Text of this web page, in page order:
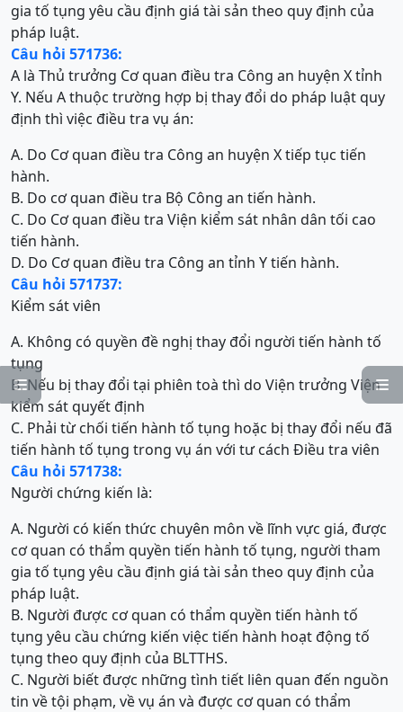


gia tố tụng yêu cầu định giá tài sản theo quy định của
pháp luật.
Câu hỏi 571736:
A là Thủ trưởng Cơ quan điều tra Công an huyện X tỉnh
Y. Nếu A thuộc trường hợp bị thay đổi do pháp luật quy
định thì việc điều tra vụ án:
A. Do Cơ quan điều tra Công an huyện X tiếp tục tiến
hành.
B. Do cơ quan điều tra Bộ Công an tiến hành.
C. Do Cơ quan điều tra Viện kiểm sát nhân dân tối cao
tiến hành.
D. Do Cơ quan điều tra Công an tỉnh Y tiến hành.
Câu hỏi 571737:
Kiểm sát viên
A. Không có quyền đề nghị thay đổi người tiến hành tố
tụng
B. Nếu bị thay đổi tại phiên toà thì do Viện trưởng Viện
kiểm sát quyết định
C. Phải từ chối tiến hành tố tụng hoặc bị thay đổi nếu đã
tiến hành tố tụng trong vụ án với tư cách Điều tra viên
Câu hỏi 571738:
Người chứng kiến là:
A. Người có kiến thức chuyên môn về lĩnh vực giá, được
cơ quan có thẩm quyền tiến hành tố tụng, người tham
gia tố tụng yêu cầu định giá tài sản theo quy định của
pháp luật.
B. Người được cơ quan có thẩm quyền tiến hành tố
tụng yêu cầu chứng kiến việc tiến hành hoạt động tố
tụng theo quy định của BLTTHS.
C. Người biết được những tình tiết liên quan đến nguồn
tin về tội phạm, về vụ án và được cơ quan có thẩm